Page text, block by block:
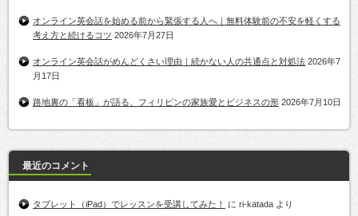
オンライン英会話を始める前から緊張する人へ｜無料体験前の不安を軽くする
考え方と続けるコツ 2026年7月27日
オンライン英会話がめんどくさい理由｜続かない人の共通点と対処法 2026年7
月17日
路地裏の「看板」が語る、フィリピンの家族愛とビジネスの形 2026年7月10日
最近のコメント
タブレット（iPad）でレッスンを受講してみた！ に ri-katada より